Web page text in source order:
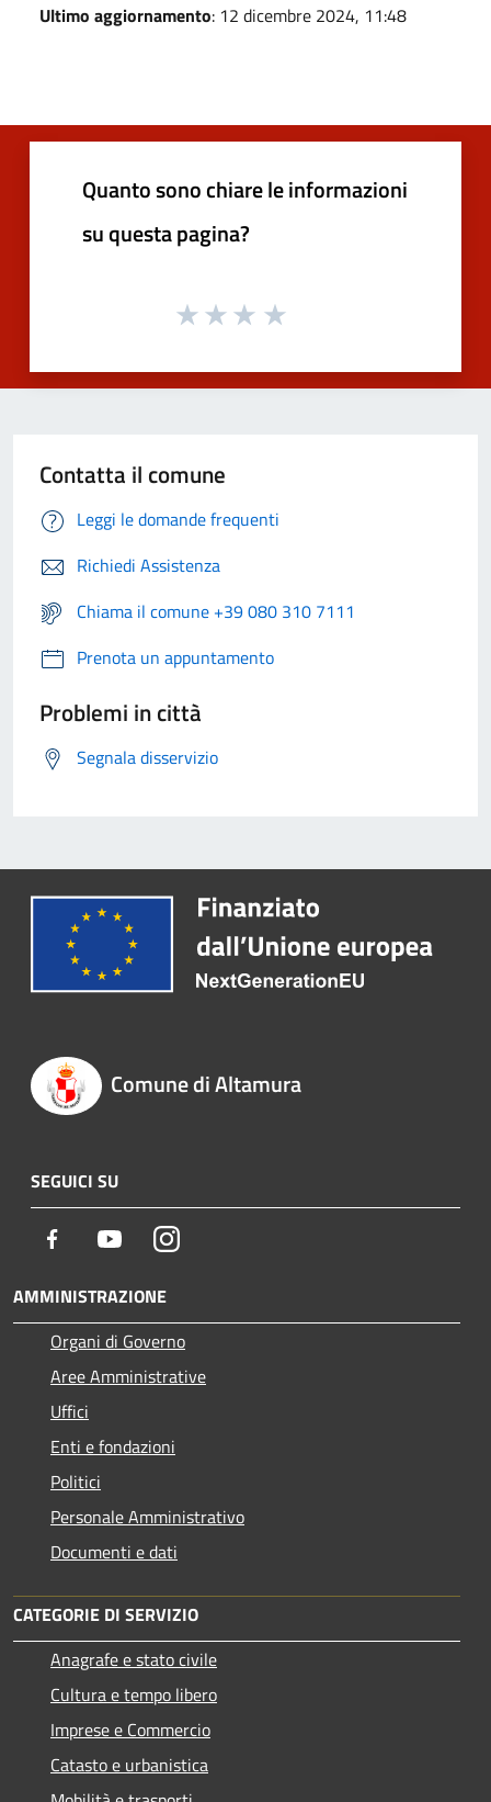
Ultimo aggiornamento: 12 dicembre 2024, 11:48
Quanto sono chiare le informazioni
su questa pagina?
Contatta il comune
Leggi le domande frequenti
Richiedi Assistenza
Chiama il comune +39 080 310 7111
Prenota un appuntamento
Problemi in città
Segnala disservizio
Comune di Altamura
SEGUICI SU
Facebook YoutubeInstagram
AMMINISTRAZIONE
Organi di Governo
Aree Amministrative
Uffici
Enti e fondazioni
Politici
Personale Amministrativo
Documenti e dati
CATEGORIE DI SERVIZIO
Anagrafe e stato civile
Cultura e tempo libero
Imprese e Commercio
Catasto e urbanistica